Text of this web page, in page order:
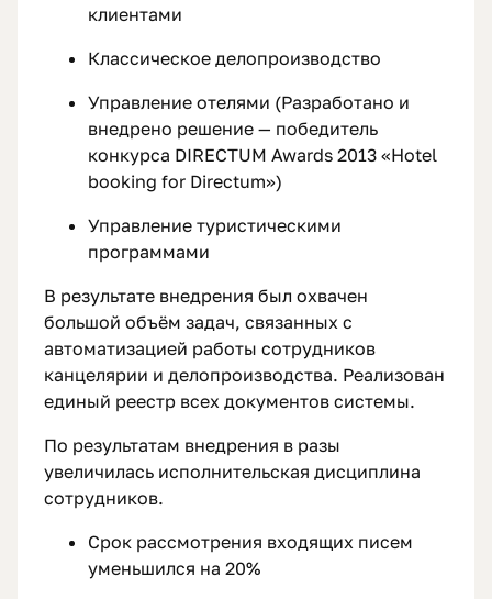
клиентами
Классическое делопроизводство
Управление отелями (Разработано и
внедрено решение — победитель
конкурса DIRECTUM Awards 2013 «Hotel
booking for Directum»)
Управление туристическими
программами
В результате внедрения был охвачен
большой объём задач, связанных с
автоматизацией работы сотрудников
канцелярии и делопроизводства. Реализован
единый реестр всех документов системы.
По результатам внедрения в разы
увеличилась исполнительская дисциплина
сотрудников.
Срок рассмотрения входящих писем
уменьшился на 20%